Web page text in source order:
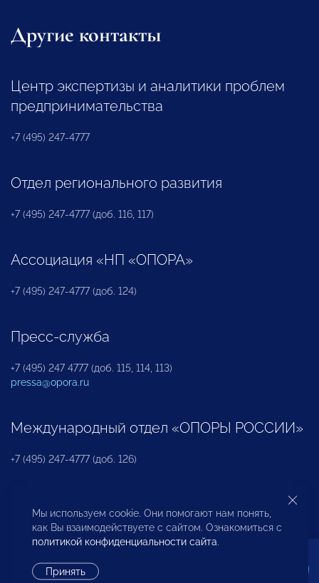
Другие контакты
Центр экспертизы и аналитики проблем
предпринимательства
+7 (495) 247-4777
Отдел регионального развития
+7 (495) 247-4777 (доб. 116, 117)
Ассоциация «НП «ОПОРА»
+7 (495) 247-4777 (доб. 124)
Пресс-служба
+7 (495) 247 4777 (доб. 115, 114, 113)
pressa@opora.ru
Международный отдел «ОПОРЫ РОССИИ»
+7 (495) 247-4777 (доб. 126)
Бюро по защите прав предпринимателей и
инвесторов
Мы используем cookie. Они помогают нам понять,
как Вы взаимодействуете с сайтом. Ознакомиться с
политикой конфиденциальности сайта.
Принять